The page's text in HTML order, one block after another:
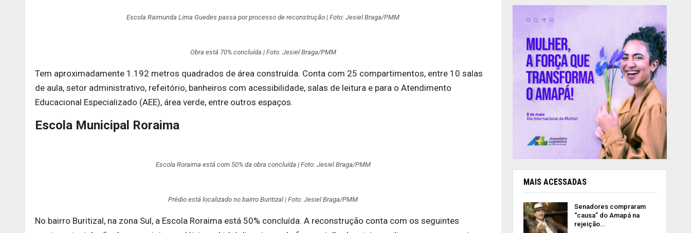
Escola Raimunda Lima Guedes passa por processo de reconstrução | Foto: Jesiel Braga/PMM
Obra está 70% concluída | Foto: Jesiel Braga/PMM
Tem aproximadamente 1.192 metros quadrados de área construída. Conta com 25 compartimentos, entre 10 salas
de aula, setor administrativo, refeitório, banheiros com acessibilidade, salas de leitura e para o Atendimento
Educacional Especializado (AEE), área verde, entre outros espaços.
Escola Municipal Roraima
Escola Roraima está com 50% da obra concluída | Foto: Jesiel Braga/PMM
Prédio está localizado no bairro Buritizal | Foto: Jesiel Braga/PMM
No bairro Buritizal, na zona Sul, a Escola Roraima está 50% concluída. A reconstrução conta com os seguintes
MAIS ACESSADAS
Senadores compraram
“causa” do Amapá na
rejeição…